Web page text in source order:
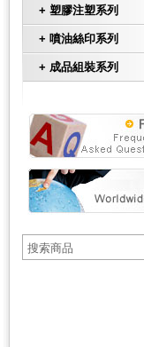
+ 塑膠注塑系列
+ 噴油絲印系列
+ 成品組裝系列